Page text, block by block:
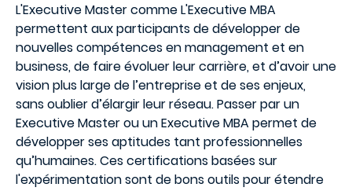
L'Executive Master comme L'Executive MBA
permettent aux participants de développer de
nouvelles compétences en management et en
business, de faire évoluer leur carrière, et d’avoir une
vision plus large de l’entreprise et de ses enjeux,
sans oublier d’élargir leur réseau. Passer par un
Executive Master ou un Executive MBA permet de
développer ses aptitudes tant professionnelles
qu’humaines. Ces certifications basées sur
l'expérimentation sont de bons outils pour étendre